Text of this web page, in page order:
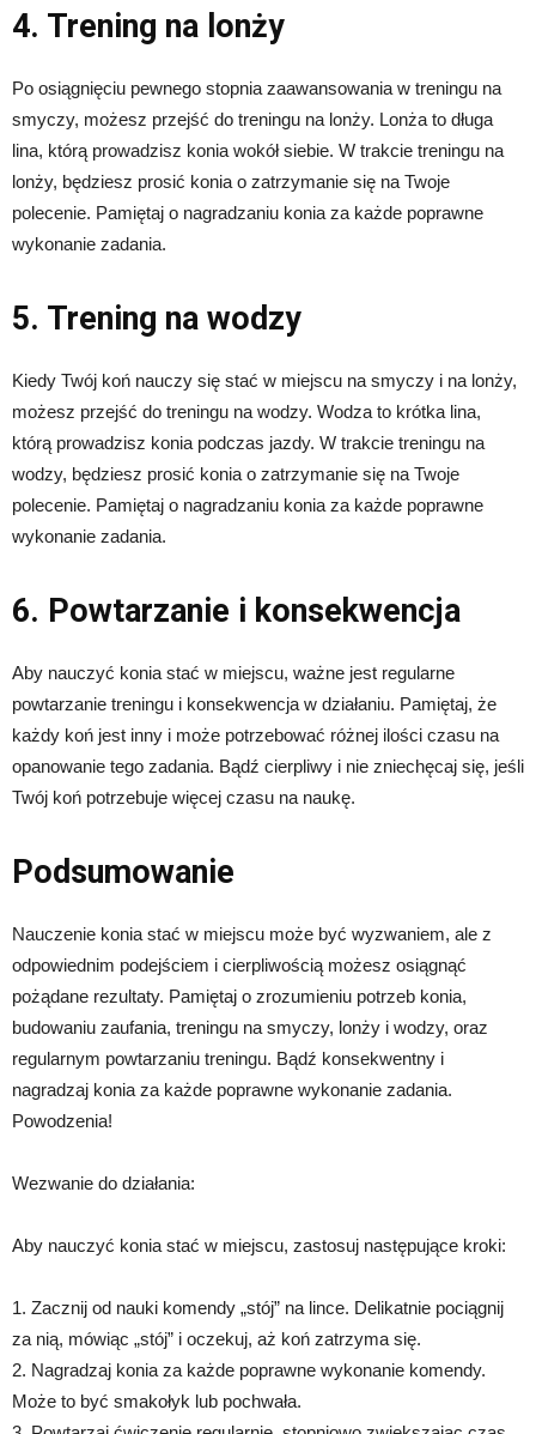
4. Trening na lonży
Po osiągnięciu pewnego stopnia zaawansowania w treningu na
smyczy, możesz przejść do treningu na lonży. Lonża to długa
lina, którą prowadzisz konia wokół siebie. W trakcie treningu na
lonży, będziesz prosić konia o zatrzymanie się na Twoje
polecenie. Pamiętaj o nagradzaniu konia za każde poprawne
wykonanie zadania.
5. Trening na wodzy
Kiedy Twój koń nauczy się stać w miejscu na smyczy i na lonży,
możesz przejść do treningu na wodzy. Wodza to krótka lina,
którą prowadzisz konia podczas jazdy. W trakcie treningu na
wodzy, będziesz prosić konia o zatrzymanie się na Twoje
polecenie. Pamiętaj o nagradzaniu konia za każde poprawne
wykonanie zadania.
6. Powtarzanie i konsekwencja
Aby nauczyć konia stać w miejscu, ważne jest regularne
powtarzanie treningu i konsekwencja w działaniu. Pamiętaj, że
każdy koń jest inny i może potrzebować różnej ilości czasu na
opanowanie tego zadania. Bądź cierpliwy i nie zniechęcaj się, jeśli
Twój koń potrzebuje więcej czasu na naukę.
Podsumowanie
Nauczenie konia stać w miejscu może być wyzwaniem, ale z
odpowiednim podejściem i cierpliwością możesz osiągnąć
pożądane rezultaty. Pamiętaj o zrozumieniu potrzeb konia,
budowaniu zaufania, treningu na smyczy, lonży i wodzy, oraz
regularnym powtarzaniu treningu. Bądź konsekwentny i
nagradzaj konia za każde poprawne wykonanie zadania.
Powodzenia!
Wezwanie do działania:
Aby nauczyć konia stać w miejscu, zastosuj następujące kroki:
1. Zacznij od nauki komendy „stój” na lince. Delikatnie pociągnij
za nią, mówiąc „stój” i oczekuj, aż koń zatrzyma się.
2. Nagradzaj konia za każde poprawne wykonanie komendy.
Może to być smakołyk lub pochwała.